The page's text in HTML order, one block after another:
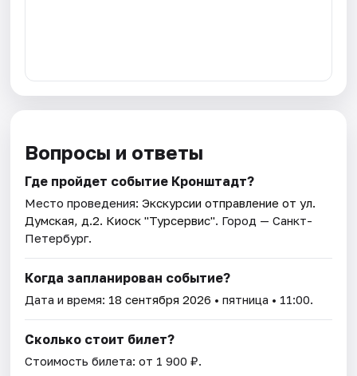
Вопросы и ответы
Где пройдет событие Кронштадт?
Место проведения:Экскурсии отправление от ул.
Думская, д.2. Киоск "Турсервис". Город — Санкт-
Петербург.
Когда запланирован событие?
Дата и время: 18 сентября 2026 • пятница • 11:00.
Сколько стоит билет?
Стоимость билета: от 1 900 ₽.